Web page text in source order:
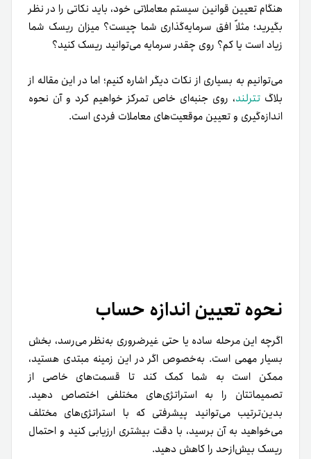
هنگام تعیین قوانین سیستم معاملاتی خود، باید نکاتی را در نظر
بگیرید؛ مثلاً افق سرمایه‌گذاری شما چیست؟ میزان ریسک شما
زیاد است یا کم؟ روی چقدر سرمایه می‌توانید ریسک کنید؟
می‌توانیم به بسیاری از نکات دیگر اشاره کنیم؛ اما در این مقاله از
بلاگ تترلند، روی جنبه‌ای خاص تمرکز خواهیم کرد و آن نحوه
اندازه‌گیری و تعیین موقعیت‌های معاملات فردی است.
نحوه تعیین اندازه حساب
اگرچه این مرحله ساده یا حتی غیرضروری به‌نظر می‌رسد، بخش
بسیار مهمی است. به‌خصوص اگر در این زمینه مبتدی هستید،
ممکن است به شما کمک کند تا قسمت‌های خاصی از
تصمیماتتان را به استراتژی‌های مختلفی اختصاص دهید.
بدین‌ترتیب می‌توانید پیشرفتی که با استراتژی‌های مختلف
می‌خواهید به آن برسید، با دقت بیشتری ارزیابی کنید و احتمال
ریسک بیش‌از‌حد را کاهش دهید.